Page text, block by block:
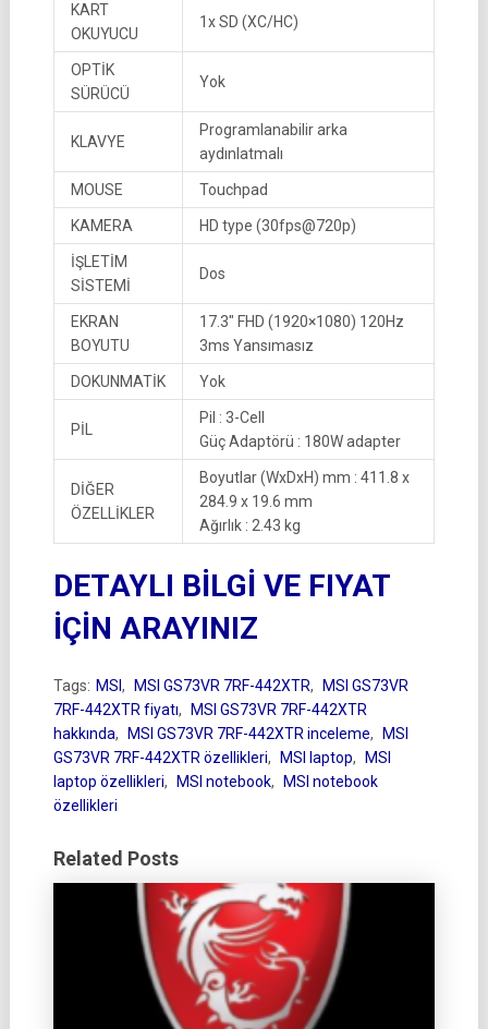
KART
OKUYUCU
1x SD (XC/HC)
OPTİK
SÜRÜCÜ
Yok
KLAVYE
Programlanabilir arka
aydınlatmalı
MOUSE Touchpad
KAMERA HD type (30fps@720p)
İŞLETİM
SİSTEMİ
Dos
EKRAN
BOYUTU
17.3″ FHD (1920×1080) 120Hz
3ms Yansımasız
DOKUNMATİK Yok
PİL
Pil : 3-Cell
Güç Adaptörü : 180W adapter
DİĞER
ÖZELLİKLER
Boyutlar (WxDxH) mm : 411.8 x
284.9 x 19.6 mm
Ağırlık : 2.43 kg
DETAYLI BİLGİ VE FIYAT
İÇİN ARAYINIZ
Tags: MSI , MSI GS73VR 7RF-442XTR,
MSI GS73VR
7RF-442XTR fiyatı,
MSI GS73VR 7RF-442XTR
hakkında, MSI GS73VR 7RF-442XTR inceleme,
MSI
GS73VR 7RF-442XTR özellikleri, MSI laptop,
MSI
laptop özellikleri, MSI notebook,
MSI notebook
özellikleri
Related Posts